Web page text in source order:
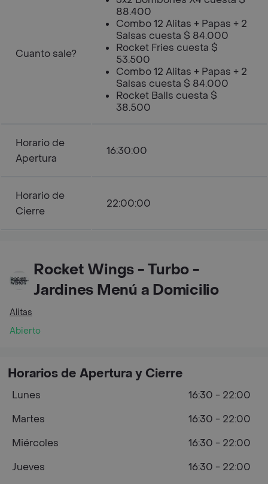
Cuanto sale?
88.400
Combo 12 Alitas + Papas + 2
Salsas cuesta $ 84.000
Rocket Fries cuesta $
53.500
Combo 12 Alitas + Papas + 2
Salsas cuesta $ 84.000
Rocket Balls cuesta $
38.500
Horario de
Apertura
16:30:00
Horario de
Cierre
22:00:00
Rocket Wings - Turbo -
Jardines Menú a Domicilio
Alitas
Abierto
Horarios de Apertura y Cierre
Lunes
16:30 - 22:00
Martes
16:30 - 22:00
Miércoles
16:30 - 22:00
Jueves
16:30 - 22:00